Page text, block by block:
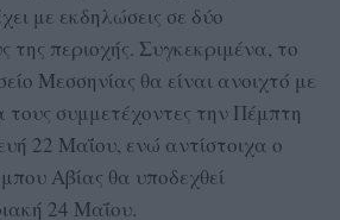
με εκδηλώσεις σε δύο
της περιοχής. Συγκεκριμένα, το
Μεσσηνίας θα είναι ανοιχτό με
τους συμμετέχοντες την Πέμπτη
22 Μαΐου, ενώ αντίστοιχα ο
Αβίας θα υποδεχθεί
24 Μαΐου.